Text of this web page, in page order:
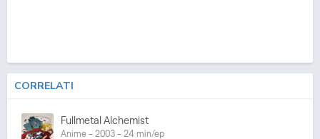
CORRELATI
Fullmetal Alchemist
Anime - 2003 - 24 min/ep